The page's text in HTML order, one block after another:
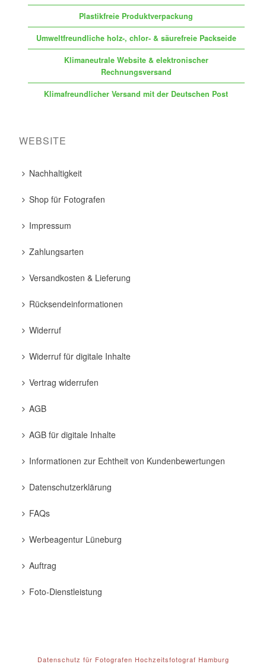
Plastikfreie Produktverpackung
Umweltfreundliche holz-, chlor- & säurefreie Packseide
Klimaneutrale Website & elektronischer
Rechnungsversand
Klimafreundlicher Versand mit der Deutschen Post
WEBSITE
Nachhaltigkeit
Shop für Fotografen
Impressum
Zahlungsarten
Versandkosten & Lieferung
Rücksendeinformationen
Widerruf
Widerruf für digitale Inhalte
Vertrag widerrufen
AGB
AGB für digitale Inhalte
Informationen zur Echtheit von Kundenbewertungen
Datenschutzerklärung
FAQs
Werbeagentur Lüneburg
Auftrag
Foto-Dienstleistung
Datenschutz für Fotografen Hochzeitsfotograf Hamburg